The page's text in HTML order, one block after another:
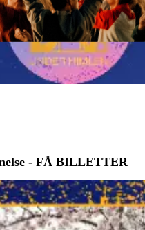
- FÅ BILLETTER